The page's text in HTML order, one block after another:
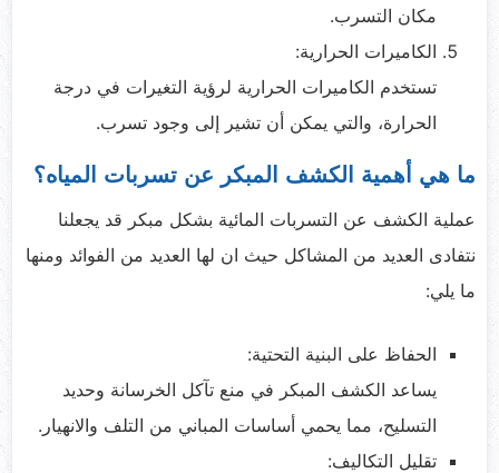
مكان التسرب.
الكاميرات الحرارية:
تستخدم الكاميرات الحرارية لرؤية التغيرات في درجة
الحرارة، والتي يمكن أن تشير إلى وجود تسرب.
ما هي أهمية الكشف المبكر عن تسربات المياه؟
عملية الكشف عن التسربات المائية بشكل مبكر قد يجعلنا
نتفادى العديد من المشاكل حيث ان لها العديد من الفوائد ومنها
ما يلي:
الحفاظ على البنية التحتية:
يساعد الكشف المبكر في منع تآكل الخرسانة وحديد
التسليح، مما يحمي أساسات المباني من التلف والانهيار.
تقليل التكاليف: